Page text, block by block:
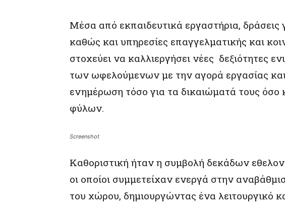
Μέσα από εκπαιδευτικά εργαστήρια, δράσεις
καθώς και υπηρεσίες επαγγελματικής και
στοχεύει να καλλιεργήσει νέες δεξιότητες
των ωφελούμενων με την αγορά εργασίας
ενημέρωση τόσο για τα δικαιώματά τους όσο
φύλων.
Screenshot
Καθοριστική ήταν η συμβολή δεκάδων
οι οποίοι συμμετείχαν ενεργά στην
του χώρου, δημιουργώντας ένα λειτουργικό